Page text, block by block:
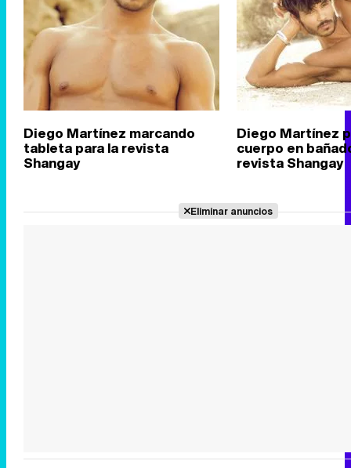
Diego Martínez marcando
tableta para la revista
Shangay
Diego Martínez
cuerpo en
revista Shangay
Eliminar anuncios